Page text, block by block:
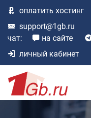
оплатить хостинг
support@1gb.ru
чат:
на сайте
личный кабинет